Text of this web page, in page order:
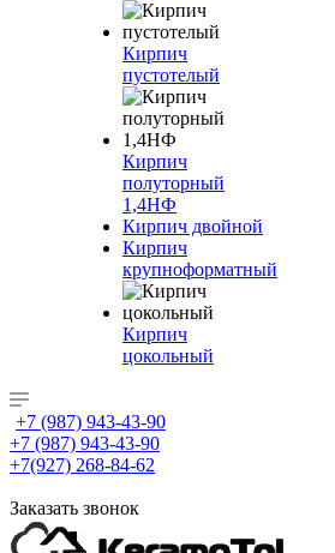
Кирпич
пустотелый
Кирпич
полуторный
1,4НФ
Кирпич двойной
Кирпич
крупноформатный
Кирпич
цокольный
+7 (987) 943-43-90
+7 (987) 943-43-90
+7(927) 268-84-62
Заказать звонок